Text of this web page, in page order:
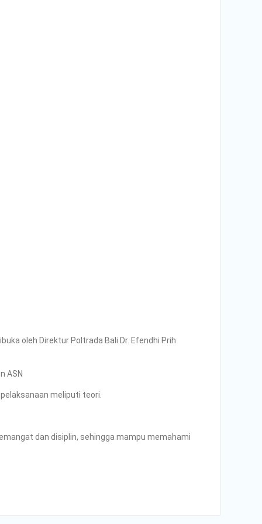
oleh Direktur Poltrada Bali Dr. Efendhi Prih
ASN
meliputi teori.
dan disiplin, sehingga mampu memahami